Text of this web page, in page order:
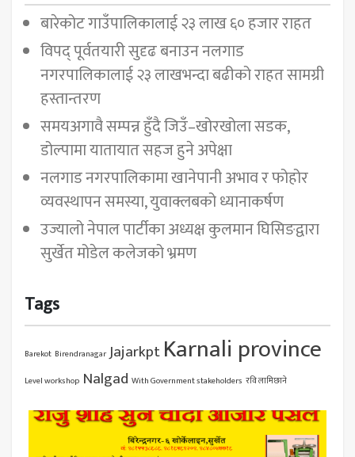
बारेकोट गाउँपालिकालाई २३ लाख ६० हजार राहत
विपद् पूर्वतयारी सुदृढ बनाउन नलगाड
नगरपालिकालाई २३ लाखभन्दा बढीको राहत सामग्री
हस्तान्तरण
समयअगावै सम्पन्न हुँदै जिउँ–खोरखोला सडक,
डोल्पामा यातायात सहज हुने अपेक्षा
नलगाड नगरपालिकामा खानेपानी अभाव र फोहोर
व्यवस्थापन समस्या, युवाक्लबको ध्यानाकर्षण
उज्यालो नेपाल पार्टीका अध्यक्ष कुलमान घिसिङद्वारा
सुर्खेत मोडेल कलेजको भ्रमण
Tags
Barekot Birendranagar JajarkptKarnali province
Level workshop Nalgad With Government stakeholders रवि लामिछाने